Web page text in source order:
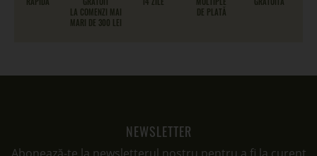
Abonează-te la newsletterul nostru pentru a fi la curent
cu cele mai recente noutăți.
MĂ ABONEZ
(+40) 732 530 375